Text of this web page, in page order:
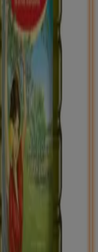
Brasil
Portugal
Canada
Belgique
Maroc
Magyarország